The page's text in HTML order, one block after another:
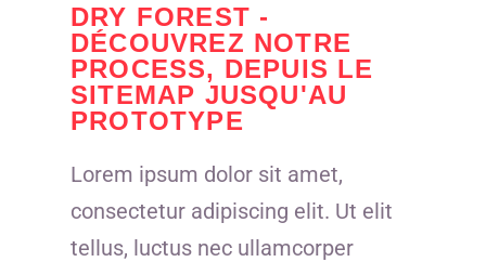
DRY FOREST -
DÉCOUVREZ NOTRE
PROCESS, DEPUIS LE
SITEMAP JUSQU'AU
PROTOTYPE
Lorem ipsum dolor sit amet,
consectetur adipiscing elit. Ut elit
tellus, luctus nec ullamcorper